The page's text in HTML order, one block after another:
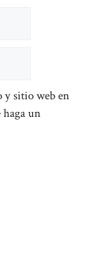
y sitio web en
haga un